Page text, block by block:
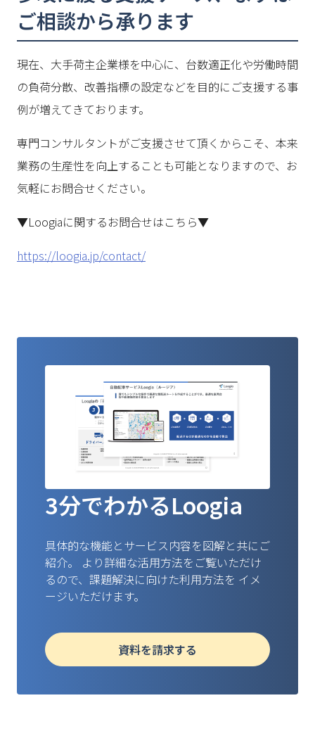
ご相談から承ります
現在、大手荷主企業様を中心に、台数適正化や労働時間
の負荷分散、改善指標の設定などを目的にご支援する事
例が増えてきております。
専門コンサルタントがご支援させて頂くからこそ、本来
業務の生産性を向上することも可能となりますので、お
気軽にお問合せください。
▼Loogiaに関するお問合せはこちら▼
https://loogia.jp/contact/
3分でわかるLoogia
具体的な機能とサービス内容を図解と共にご
紹介。
より詳細な活用方法をご覧いただけ
るので、課題解決に向けた利用方法を イメ
ージいただけます。
資料を請求する